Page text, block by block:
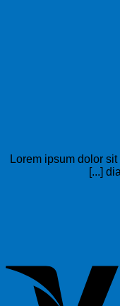
Lorem ipsum dolor